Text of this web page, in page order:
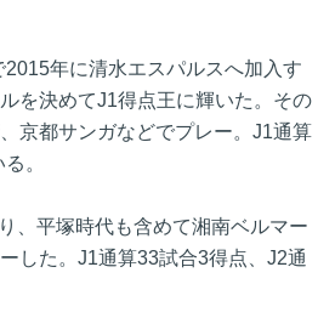
年に清水エスパルスへ加入す
を決めてJ1得点王に輝いた。その
京都サンガなどでプレー。J1通算
。
、平塚時代も含めて湘南ベルマー
した。J1通算33試合3得点、J2通